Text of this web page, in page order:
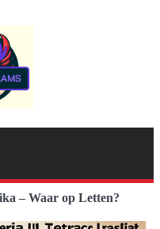
– Waar op Letten?